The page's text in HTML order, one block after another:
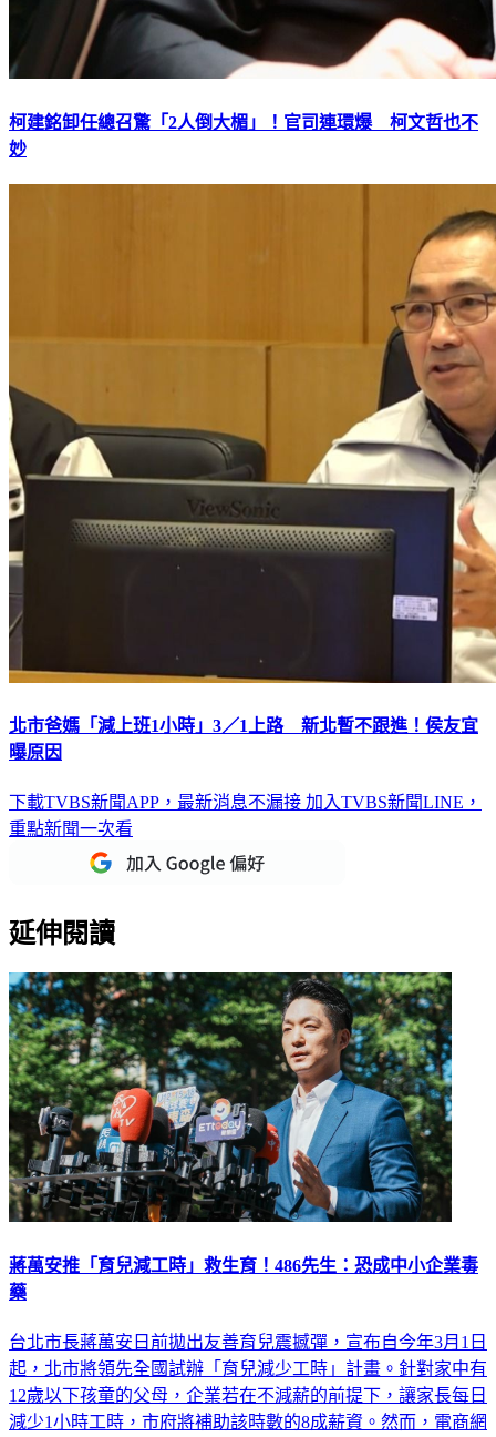
柯建銘卸任總召驚「2人倒大楣」！官司連環爆 柯文哲也不
妙
北市爸媽「減上班1小時」3／1上路 新北暫不跟進！侯友宜
曝原因
下載TVBS新聞APP，最新消息不漏接 加入TVBS新聞LINE，
重點新聞一次看
延伸閱讀
蔣萬安推「育兒減工時」救生育！486先生：恐成中小企業毒
藥
台北市長蔣萬安日前拋出友善育兒震撼彈，宣布自今年3月1日
起，北市將領先全國試辦「育兒減少工時」計畫。針對家中有
12歲以下孩童的父母，企業若在不減薪的前提下，讓家長每日
減少1小時工時，市府將補助該時數的8成薪資。然而，電商網